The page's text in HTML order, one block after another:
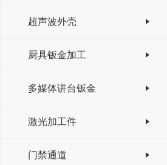
超声波外壳
厨具钣金加工
多媒体讲台钣金
激光加工件
门禁通道